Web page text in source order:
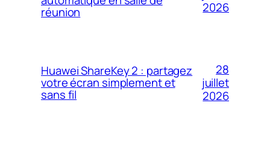
réunion
2026
Huawei ShareKey 2 : partagez
votre écran simplement et
sans fil
28
juillet
2026